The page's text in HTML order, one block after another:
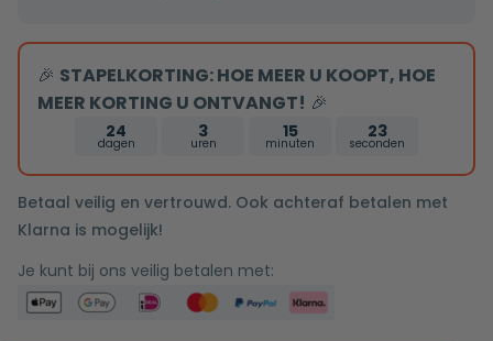
5/4
zonder
overloop
🎉 STAPELKORTING: HOE MEER U KOOPT, HOE
MEER KORTING U ONTVANGT! 🎉
24
dagen
3
uren
15
minuten
23
seconden
Betaal veilig en vertrouwd. Ook achteraf betalen met
Klarna is mogelijk!
Je kunt bij ons veilig betalen met: